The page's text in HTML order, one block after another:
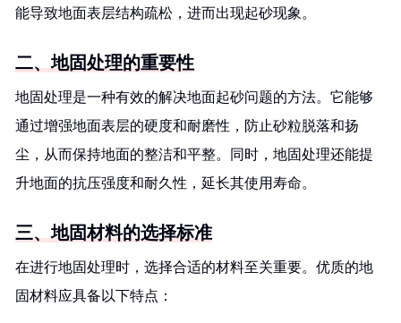
能导致地面表层结构疏松，进而出现起砂现象。
二、地固处理的重要性
地固处理是一种有效的解决地面起砂问题的方法。它能够
通过增强地面表层的硬度和耐磨性，防止砂粒脱落和扬
尘，从而保持地面的整洁和平整。同时，地固处理还能提
升地面的抗压强度和耐久性，延长其使用寿命。
三、地固材料的选择标准
在进行地固处理时，选择合适的材料至关重要。优质的地
固材料应具备以下特点：